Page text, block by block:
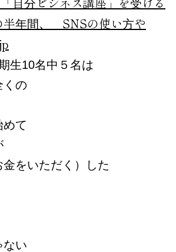
半年間、 SNSの使い方や
生10名中５名は
くの
めて
をいただく）した
ない